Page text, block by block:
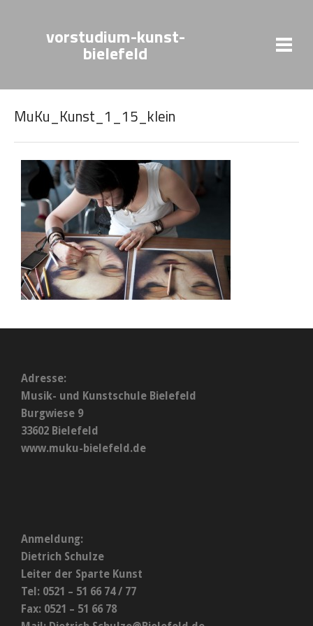
vorstudium-kunst-
bielefeld
MuKu_Kunst_1_15_klein
Adresse:
Musik- und Kunstschule Bielefeld
Burgwiese 9
33602 Bielefeld
www.muku-bielefeld.de
Anmeldung:
Dietrich Schulze
Leiter der Sparte Kunst
Tel: 0521 – 51 66 74 / 77
Fax: 0521 – 51 66 78